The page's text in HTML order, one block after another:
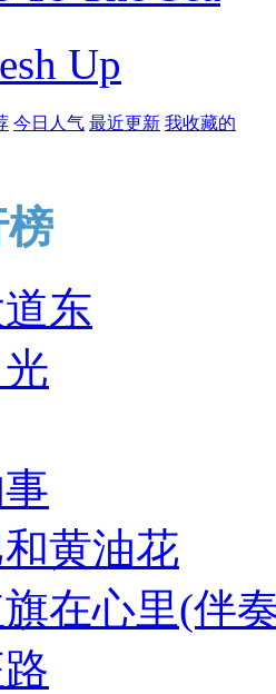
Up
今日人气 最近更新 我收藏的
东
黄油花
在心里(伴